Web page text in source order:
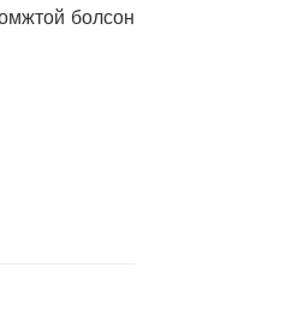
болсон